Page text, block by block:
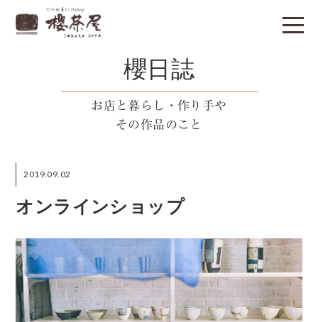
櫻日誌
お店と暮らし・作り手や
その作品のこと
2019.09.02
オンラインショップ